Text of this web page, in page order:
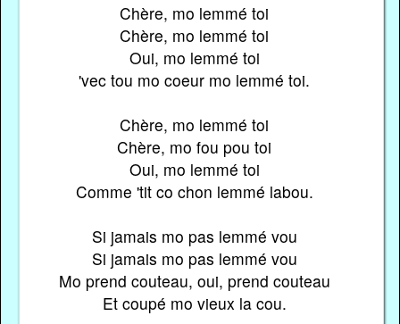
Chère, mo lemmé toi
Chère, mo lemmé toi
Oui, mo lemmé toi
'vec tou mo coeur mo lemmé toi.
Chère, mo lemmé toi
Chère, mo fou pou toi
Oui, mo lemmé toi
Comme 'tit co chon lemmé labou.
Si jamais mo pas lemmé vou
Si jamais mo pas lemmé vou
Mo prend couteau, oui, prend couteau
Et coupé mo vieux la cou.